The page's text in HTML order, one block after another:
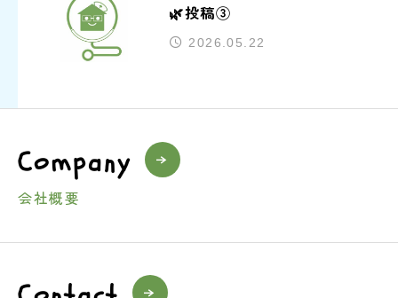
🌿投稿③
2026.05.22
Company
会社概要